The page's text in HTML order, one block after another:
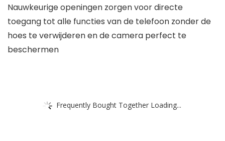
Nauwkeurige openingen zorgen voor directe
toegang tot alle functies van de telefoon zonder de
hoes te verwijderen en de camera perfect te
beschermen
Frequently Bought Together Loading...